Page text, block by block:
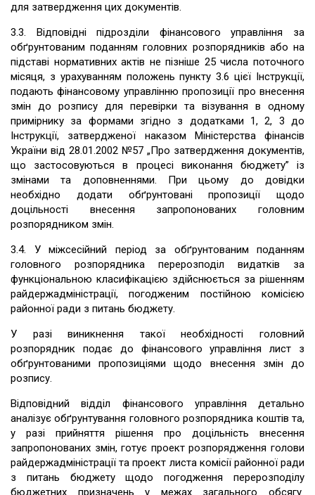
для затвердження цих документів.
3.3. Відповідні підрозділи фінансового управління за
обґрунтованим поданням головних розпорядників або на
підставі нормативних актів не пізніше 25 числа поточного
місяця, з урахуванням положень пункту 3.6 цієї Інструкції,
подають фінансовому управлінню пропозиції про внесення
змін до розпису для перевірки та візування в одному
примірнику за формами згідно з додатками 1, 2, 3 до
Інструкції, затвердженої наказом Міністерства фінансів
України від 28.01.2002 №57 „Про затвердження документів,
що застосовуються в процесі виконання бюджету” із
змінами та доповненнями. При цьому до довідки
необхідно додати обґрунтовані пропозиції щодо
доцільності внесення запропонованих головним
розпорядником змін.
3.4. У міжсесійний період за обґрунтованим поданням
головного розпорядника перерозподіл видатків за
функціональною класифікацією здійснюється за рішенням
райдержадміністрації, погодженим постійною комісією
районної ради з питань бюджету.
У разі виникнення такої необхідності головний
розпорядник подає до фінансового управління лист з
обґрунтованими пропозиціями щодо внесення змін до
розпису.
Відповідний відділ фінансового управління детально
аналізує обґрунтування головного розпорядника коштів та,
у разі прийняття рішення про доцільність внесення
запропонованих змін, готує проект розпорядження голови
райдержадміністрації та проект листа комісії районної ради
з питань бюджету щодо погодження перерозподілу
бюджетних призначень у межах загального обсягу